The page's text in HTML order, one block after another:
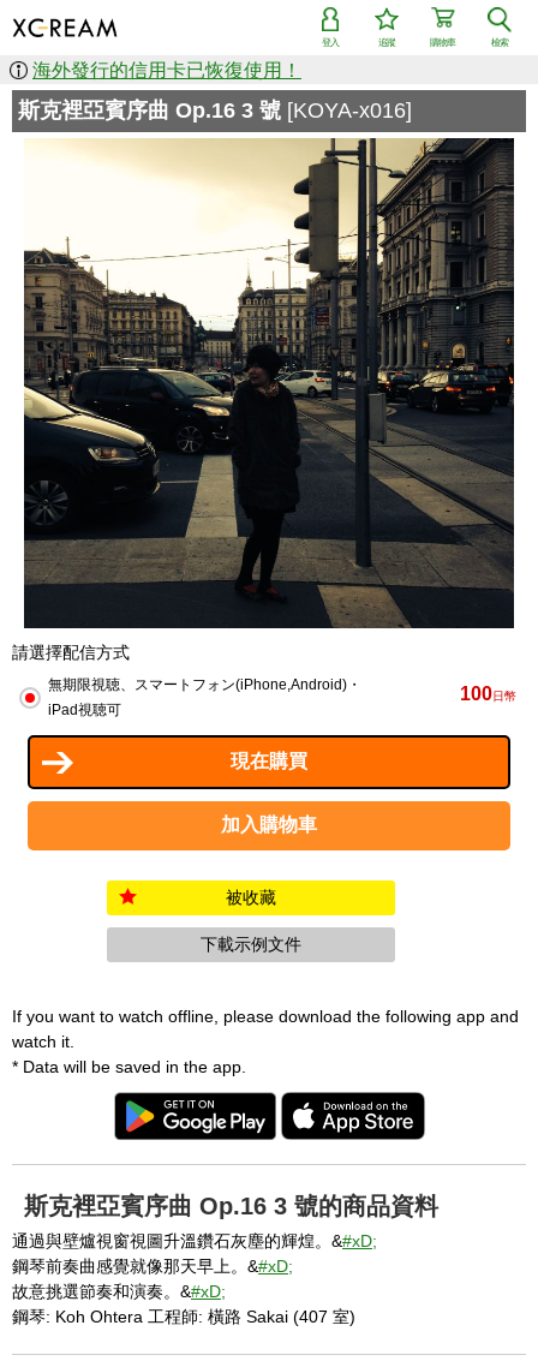
檢索
購物車
追蹤
登入
海外發行的信用卡已恢復使用！
斯克裡亞賓序曲 Op.16 3 號 [KOYA-x016]
請選擇配信方式
無期限視聴、スマートフォン(iPhone,Android)・
iPad視聴可
100日幣
被收藏
下載示例文件
If you want to watch offline, please download the following app and
watch it.
* Data will be saved in the app.
斯克裡亞賓序曲 Op.16 3 號的商品資料
通過與壁爐視窗視圖升溫鑽石灰塵的輝煌。&#xD;
鋼琴前奏曲感覺就像那天早上。&#xD;
故意挑選節奏和演奏。&#xD;
鋼琴: Koh Ohtera 工程師: 橫路 Sakai (407 室)